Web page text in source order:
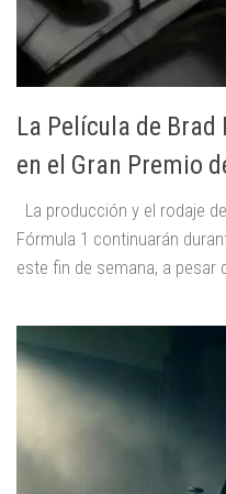
La Película de
en el Gran Premio
La producción y el rodaje
Fórmula 1 continuarán
este fin de semana, a pesar